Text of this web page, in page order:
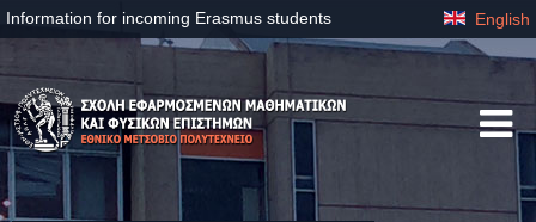
Information for incoming Erasmus students English